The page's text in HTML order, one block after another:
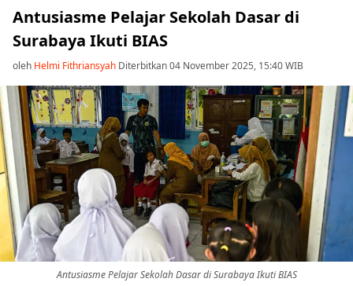
Antusiasme Pelajar Sekolah Dasar di
Surabaya Ikuti BIAS
oleh Helmi Fithriansyah Diterbitkan 04 November 2025, 15:40 WIB
Antusiasme Pelajar Sekolah Dasar di Surabaya Ikuti BIAS